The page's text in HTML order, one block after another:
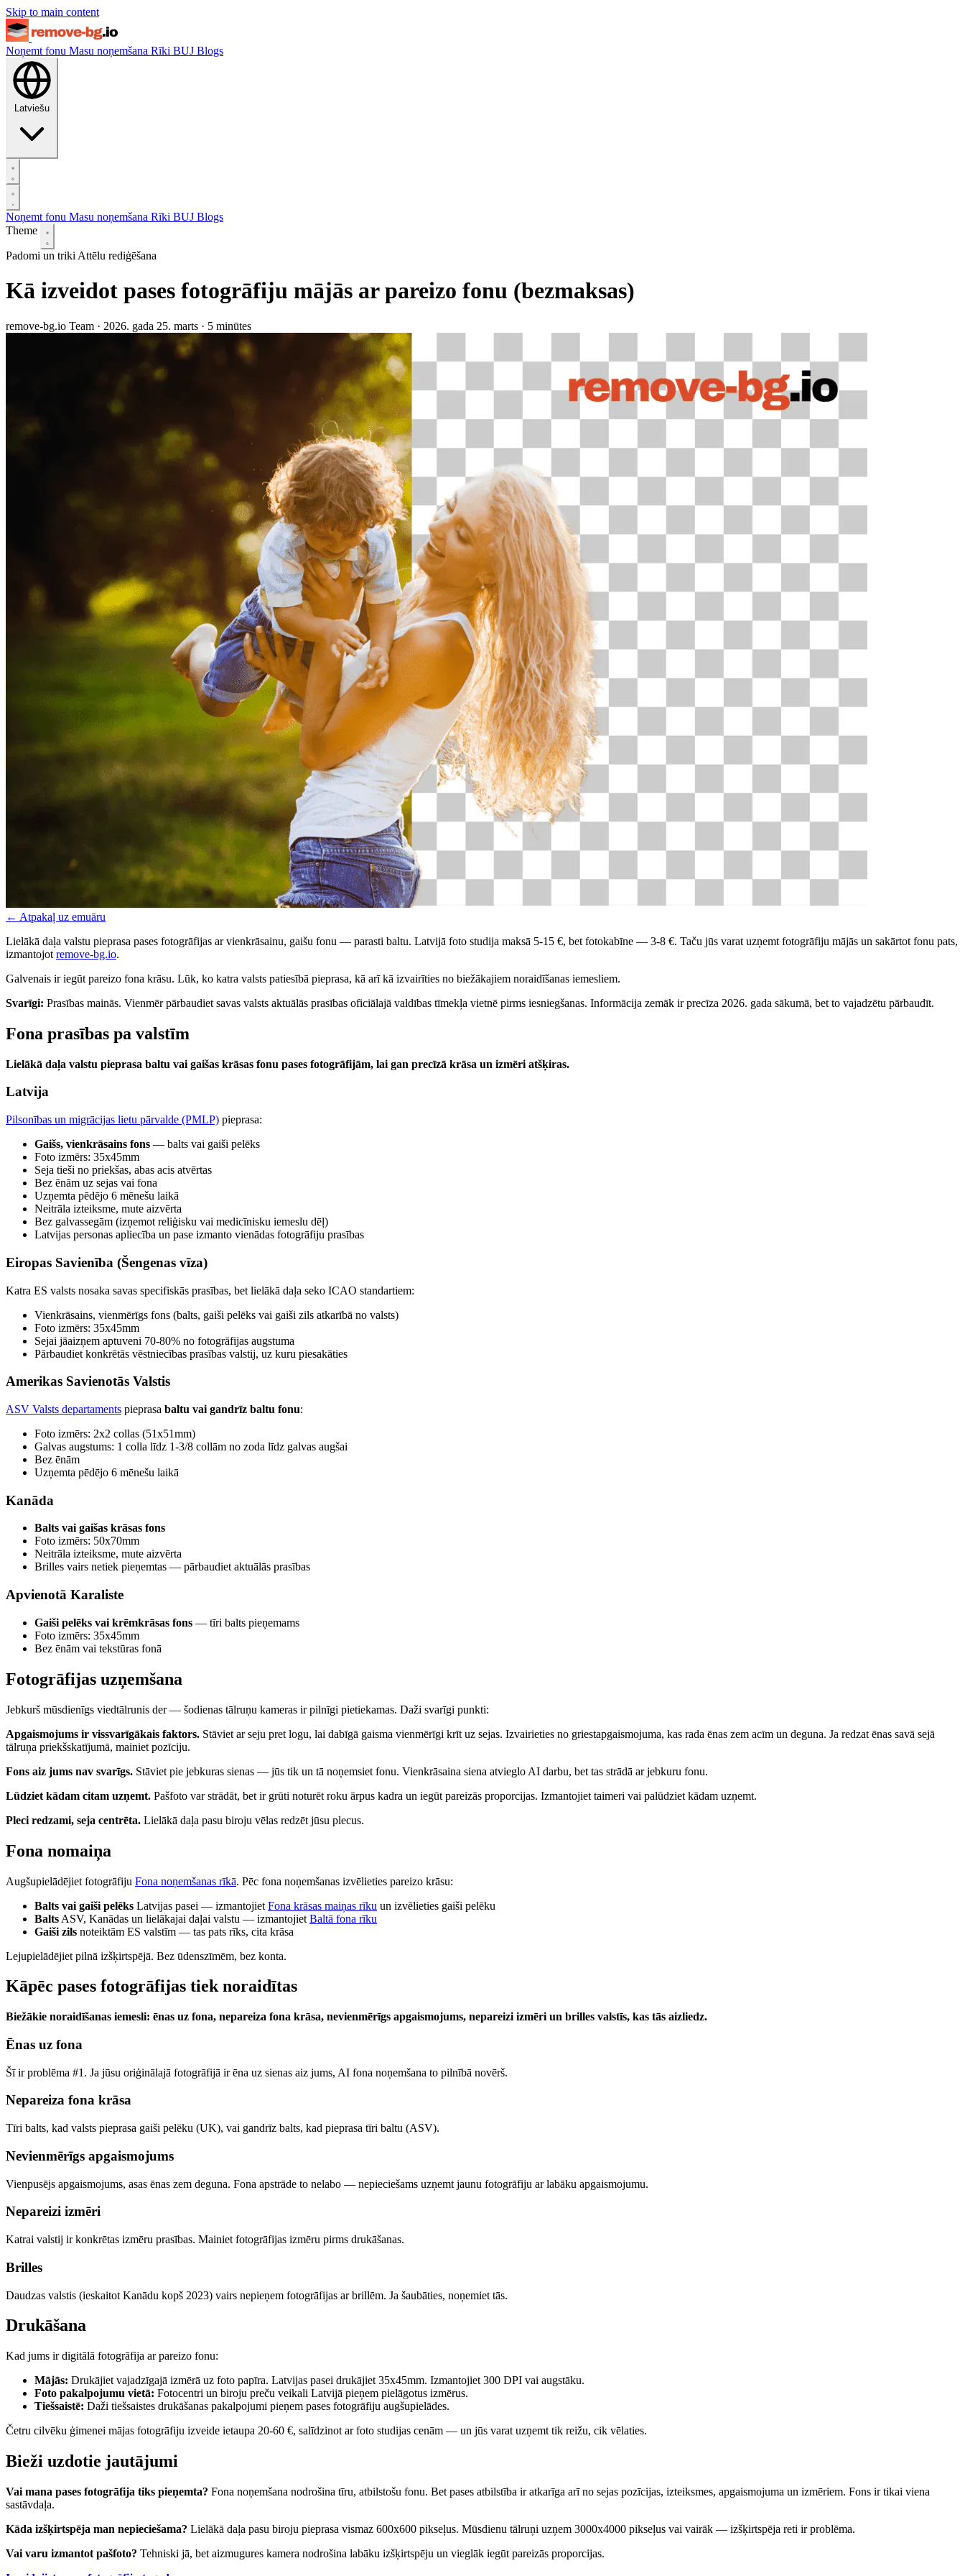
Skip to main content
Noņemt fonu Masu noņemšana Rīki BUJ Blogs
Latviešu
Noņemt fonu Masu noņemšana Rīki BUJ Blogs
Theme
Padomi un triki Attēlu rediģēšana
Kā izveidot pases fotogrāfiju mājās ar pareizo fonu (bezmaksas)
remove-bg.io Team · 2026. gada 25. marts · 5 minūtes
← Atpakaļ uz emuāru
Lielākā daļa valstu pieprasa pases fotogrāfijas ar vienkrāsainu, gaišu fonu — parasti baltu. Latvijā foto studija maksā 5-15 €, bet fotokabīne — 3-8 €. Taču jūs varat uzņemt fotogrāfiju mājās un sakārtot fonu pats,
izmantojot remove-bg.io.
Galvenais ir iegūt pareizo fona krāsu. Lūk, ko katra valsts patiesībā pieprasa, kā arī kā izvairīties no biežākajiem noraidīšanas iemesliem.
Svarīgi: Prasības mainās. Vienmēr pārbaudiet savas valsts aktuālās prasības oficiālajā valdības tīmekļa vietnē pirms iesniegšanas. Informācija zemāk ir precīza 2026. gada sākumā, bet to vajadzētu pārbaudīt.
Fona prasības pa valstīm
Lielākā daļa valstu pieprasa baltu vai gaišas krāsas fonu pases fotogrāfijām, lai gan precīzā krāsa un izmēri atšķiras.
Latvija
Pilsonības un migrācijas lietu pārvalde (PMLP) pieprasa:
Gaišs, vienkrāsains fons — balts vai gaiši pelēks
Foto izmērs: 35x45mm
Seja tieši no priekšas, abas acis atvērtas
Bez ēnām uz sejas vai fona
Uzņemta pēdējo 6 mēnešu laikā
Neitrāla izteiksme, mute aizvērta
Bez galvassegām (izņemot reliģisku vai medicīnisku iemeslu dēļ)
Latvijas personas apliecība un pase izmanto vienādas fotogrāfiju prasības
Eiropas Savienība (Šengenas vīza)
Katra ES valsts nosaka savas specifiskās prasības, bet lielākā daļa seko ICAO standartiem:
Vienkrāsains, vienmērīgs fons (balts, gaiši pelēks vai gaiši zils atkarībā no valsts)
Foto izmērs: 35x45mm
Sejai jāaizņem aptuveni 70-80% no fotogrāfijas augstuma
Pārbaudiet konkrētās vēstniecības prasības valstij, uz kuru piesakāties
Amerikas Savienotās Valstis
ASV Valsts departaments pieprasa baltu vai gandrīz baltu fonu:
Foto izmērs: 2x2 collas (51x51mm)
Galvas augstums: 1 colla līdz 1-3/8 collām no zoda līdz galvas augšai
Bez ēnām
Uzņemta pēdējo 6 mēnešu laikā
Kanāda
Balts vai gaišas krāsas fons
Foto izmērs: 50x70mm
Neitrāla izteiksme, mute aizvērta
Brilles vairs netiek pieņemtas — pārbaudiet aktuālās prasības
Apvienotā Karaliste
Gaiši pelēks vai krēmkrāsas fons — tīri balts pieņemams
Foto izmērs: 35x45mm
Bez ēnām vai tekstūras fonā
Fotogrāfijas uzņemšana
Jebkurš mūsdienīgs viedtālrunis der — šodienas tālruņu kameras ir pilnīgi pietiekamas. Daži svarīgi punkti:
Apgaismojums ir vissvarīgākais faktors. Stāviet ar seju pret logu, lai dabīgā gaisma vienmērīgi krīt uz sejas. Izvairieties no griestapgaismojuma, kas rada ēnas zem acīm un deguna. Ja redzat ēnas savā sejā
tālruņa priekšskatījumā, mainiet pozīciju.
Fons aiz jums nav svarīgs. Stāviet pie jebkuras sienas — jūs tik un tā noņemsiet fonu. Vienkrāsaina siena atvieglo AI darbu, bet tas strādā ar jebkuru fonu.
Lūdziet kādam citam uzņemt. Pašfoto var strādāt, bet ir grūti noturēt roku ārpus kadra un iegūt pareizās proporcijas. Izmantojiet taimeri vai palūdziet kādam uzņemt.
Pleci redzami, seja centrēta. Lielākā daļa pasu biroju vēlas redzēt jūsu plecus.
Fona nomaiņa
Augšupielādējiet fotogrāfiju Fona noņemšanas rīkā. Pēc fona noņemšanas izvēlieties pareizo krāsu:
Balts vai gaiši pelēks Latvijas pasei — izmantojiet Fona krāsas maiņas rīku un izvēlieties gaiši pelēku
Balts ASV, Kanādas un lielākajai daļai valstu — izmantojiet Baltā fona rīku
Gaiši zils noteiktām ES valstīm — tas pats rīks, cita krāsa
Lejupielādējiet pilnā izšķirtspējā. Bez ūdenszīmēm, bez konta.
Kāpēc pases fotogrāfijas tiek noraidītas
Biežākie noraidīšanas iemesli: ēnas uz fona, nepareiza fona krāsa, nevienmērīgs apgaismojums, nepareizi izmēri un brilles valstīs, kas tās aizliedz.
Ēnas uz fona
Šī ir problēma #1. Ja jūsu oriģinālajā fotogrāfijā ir ēna uz sienas aiz jums, AI fona noņemšana to pilnībā novērš.
Nepareiza fona krāsa
Tīri balts, kad valsts pieprasa gaiši pelēku (UK), vai gandrīz balts, kad pieprasa tīri baltu (ASV).
Nevienmērīgs apgaismojums
Vienpusējs apgaismojums, asas ēnas zem deguna. Fona apstrāde to nelabo — nepieciešams uzņemt jaunu fotogrāfiju ar labāku apgaismojumu.
Nepareizi izmēri
Katrai valstij ir konkrētas izmēru prasības. Mainiet fotogrāfijas izmēru pirms drukāšanas.
Brilles
Daudzas valstis (ieskaitot Kanādu kopš 2023) vairs nepieņem fotogrāfijas ar brillēm. Ja šaubāties, noņemiet tās.
Drukāšana
Kad jums ir digitālā fotogrāfija ar pareizo fonu:
Mājās: Drukājiet vajadzīgajā izmērā uz foto papīra. Latvijas pasei drukājiet 35x45mm. Izmantojiet 300 DPI vai augstāku.
Foto pakalpojumu vietā: Fotocentri un biroju preču veikali Latvijā pieņem pielāgotus izmērus.
Tiešsaistē: Daži tiešsaistes drukāšanas pakalpojumi pieņem pases fotogrāfiju augšupielādes.
Četru cilvēku ģimenei mājas fotogrāfiju izveide ietaupa 20-60 €, salīdzinot ar foto studijas cenām — un jūs varat uzņemt tik reižu, cik vēlaties.
Bieži uzdotie jautājumi
Vai mana pases fotogrāfija tiks pieņemta? Fona noņemšana nodrošina tīru, atbilstošu fonu. Bet pases atbilstība ir atkarīga arī no sejas pozīcijas, izteiksmes, apgaismojuma un izmēriem. Fons ir tikai viena
sastāvdaļa.
Kāda izšķirtspēja man nepieciešama? Lielākā daļa pasu biroju pieprasa vismaz 600x600 pikseļus. Mūsdienu tālruņi uzņem 3000x4000 pikseļus vai vairāk — izšķirtspēja reti ir problēma.
Vai varu izmantot pašfoto? Tehniski jā, bet aizmugures kamera nodrošina labāku izšķirtspēju un vieglāk iegūt pareizās proporcijas.